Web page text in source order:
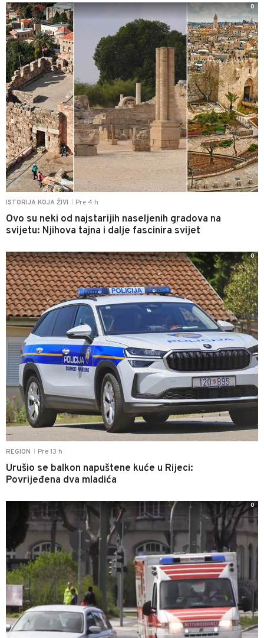
ISTORIJA KOJA ŽIVI Pre 4 h
Ovo su neki od najstarijih naseljenih gradova na
svijetu: Njihova tajna i dalje fascinira svijet
0
REGION Pre 13 h
Urušio se balkon napuštene kuće u Rijeci:
Povrijeđena dva mladića
0
0